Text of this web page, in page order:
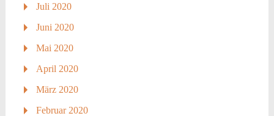
Juli 2020
Juni 2020
Mai 2020
April 2020
März 2020
Februar 2020